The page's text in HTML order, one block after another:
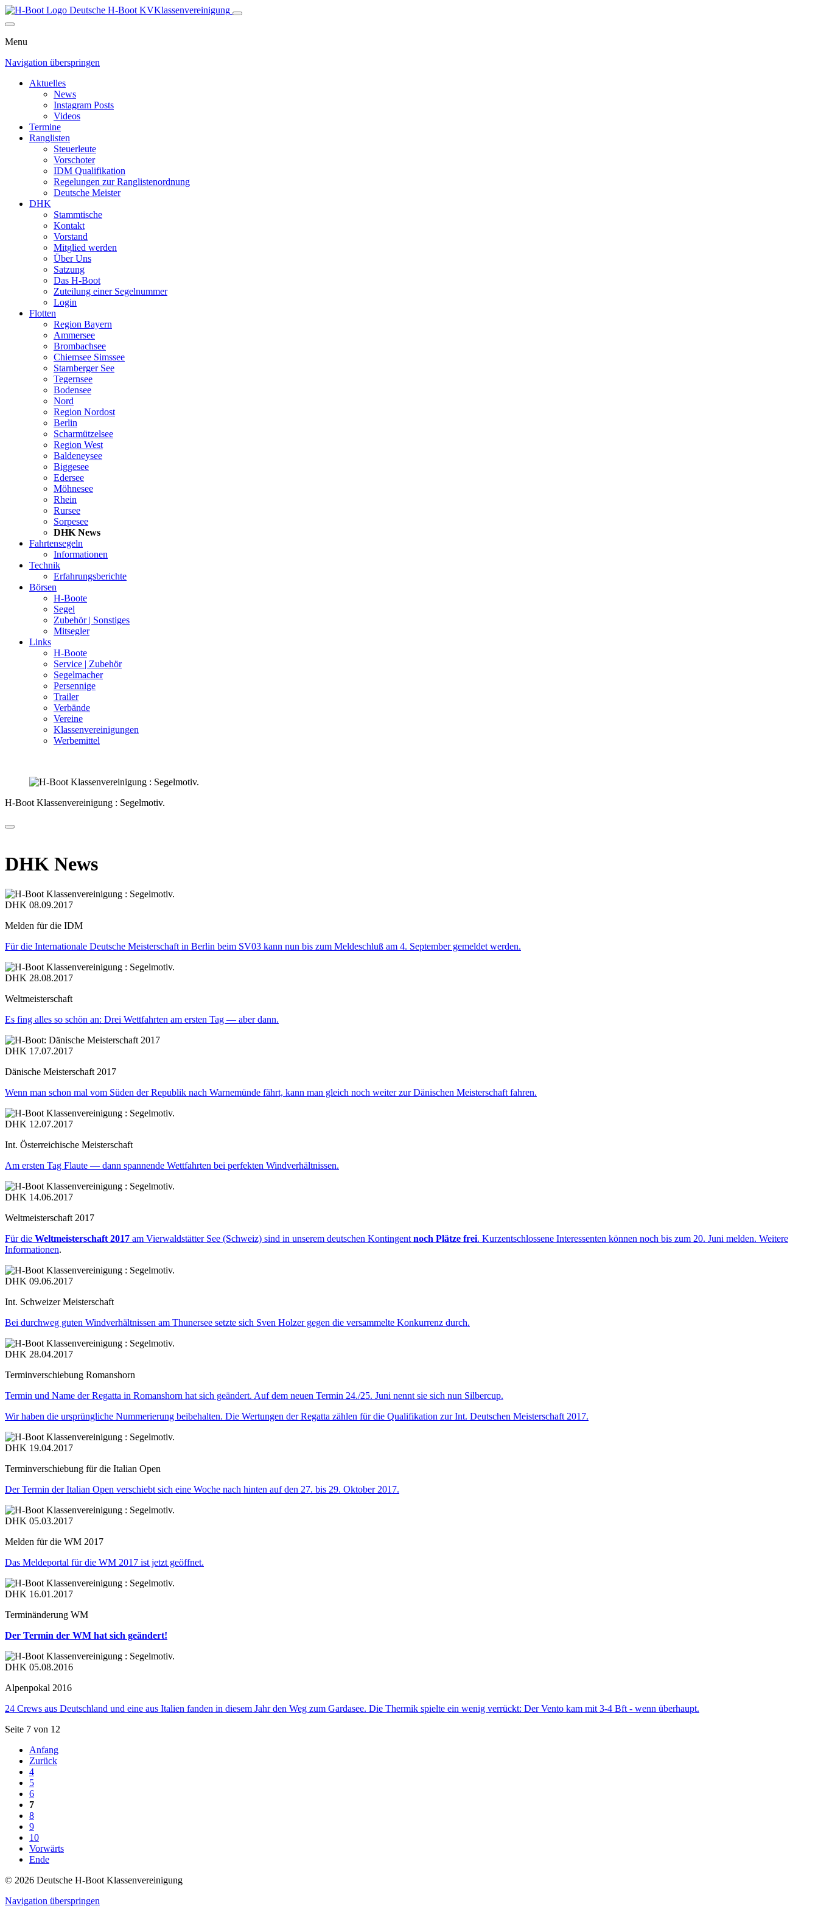
Deutsche H-Boot KVKlassenvereinigung
Menu
Navigation überspringen
Aktuelles
News
Instagram Posts
Videos
Termine
Ranglisten
Steuerleute
Vorschoter
IDM Qualifikation
Regelungen zur Ranglistenordnung
Deutsche Meister
DHK
Stammtische
Kontakt
Vorstand
Mitglied werden
Über Uns
Satzung
Das H-Boot
Zuteilung einer Segelnummer
Login
Flotten
Region Bayern
Ammersee
Brombachsee
Chiemsee Simssee
Starnberger See
Tegernsee
Bodensee
Nord
Region Nordost
Berlin
Scharmützelsee
Region West
Baldeneysee
Biggesee
Edersee
Möhnesee
Rhein
Rursee
Sorpesee
DHK News
Fahrtensegeln
Informationen
Technik
Erfahrungsberichte
Börsen
H-Boote
Segel
Zubehör | Sonstiges
Mitsegler
Links
H-Boote
Service | Zubehör
Segelmacher
Persennige
Trailer
Verbände
Vereine
Klassenvereinigungen
Werbemittel
H-Boot Klassenvereinigung : Segelmotiv.
DHK News
DHK 08.09.2017
Melden für die IDM
Für die Internationale Deutsche Meisterschaft in Berlin beim SV03 kann nun bis zum Meldeschluß am 4. September gemeldet werden.
DHK 28.08.2017
Weltmeisterschaft
Es fing alles so schön an: Drei Wettfahrten am ersten Tag — aber dann.
DHK 17.07.2017
Dänische Meisterschaft 2017
Wenn man schon mal vom Süden der Republik nach Warnemünde fährt, kann man gleich noch weiter zur Dänischen Meisterschaft fahren.
DHK 12.07.2017
Int. Österreichische Meisterschaft
Am ersten Tag Flaute — dann spannende Wettfahrten bei perfekten Windverhältnissen.
DHK 14.06.2017
Weltmeisterschaft 2017
Für die Weltmeisterschaft 2017 am Vierwaldstätter See (Schweiz) sind in unserem deutschen Kontingent noch Plätze frei. Kurzentschlossene Interessenten können noch bis zum 20. Juni melden. Weitere
Informationen.
DHK 09.06.2017
Int. Schweizer Meisterschaft
Bei durchweg guten Windverhältnissen am Thunersee setzte sich Sven Holzer gegen die versammelte Konkurrenz durch.
DHK 28.04.2017
Terminverschiebung Romanshorn
Termin und Name der Regatta in Romanshorn hat sich geändert. Auf dem neuen Termin 24./25. Juni nennt sie sich nun Silbercup.
Wir haben die ursprüngliche Nummerierung beibehalten. Die Wertungen der Regatta zählen für die Qualifikation zur Int. Deutschen Meisterschaft 2017.
DHK 19.04.2017
Terminverschiebung für die Italian Open
Der Termin der Italian Open verschiebt sich eine Woche nach hinten auf den 27. bis 29. Oktober 2017.
DHK 05.03.2017
Melden für die WM 2017
Das Meldeportal für die WM 2017 ist jetzt geöffnet.
DHK 16.01.2017
Terminänderung WM
Der Termin der WM hat sich geändert!
DHK 05.08.2016
Alpenpokal 2016
24 Crews aus Deutschland und eine aus Italien fanden in diesem Jahr den Weg zum Gardasee. Die Thermik spielte ein wenig verrückt: Der Vento kam mit 3-4 Bft - wenn überhaupt.
Seite 7 von 12
Anfang
Zurück
4
5
6
7
8
9
10
Vorwärts
Ende
© 2026 Deutsche H-Boot Klassenvereinigung
Navigation überspringen